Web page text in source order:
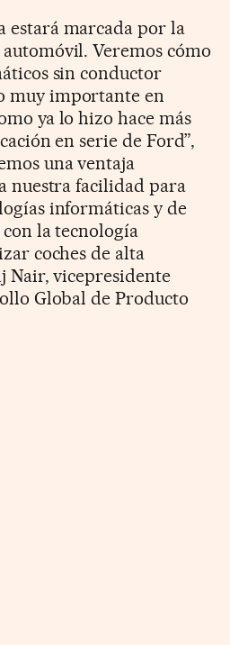
estará marcada por la
Veremos cómo
sin conductor
muy importante en
ya lo hizo hace más
en serie de Ford”,
una ventaja
nuestra facilidad para
informáticas y de
la tecnología
coches de alta
Nair, vicepresidente
Global de Producto